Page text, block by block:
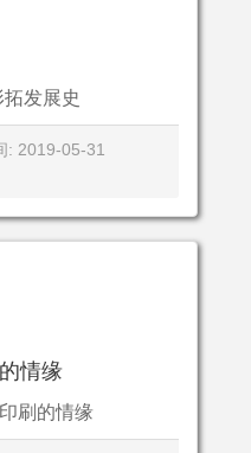
发展史
: 2019-05-31
情缘
刷的情缘